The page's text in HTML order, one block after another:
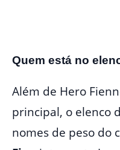
Quem está no
Além de Hero
principal, o elenco
nomes de peso do